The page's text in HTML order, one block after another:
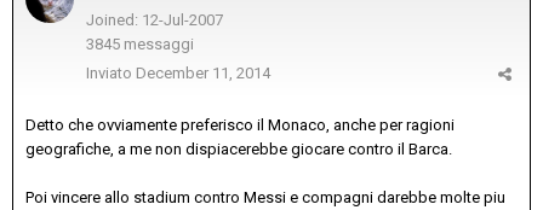
Joined: 12-Jul-2007
3845 messaggi
Inviato December 11, 2014
Detto che ovviamente preferisco il Monaco, anche per ragioni
geografiche, a me non dispiacerebbe giocare contro il Barca.
Poi vincere allo stadium contro Messi e compagni darebbe molte piu